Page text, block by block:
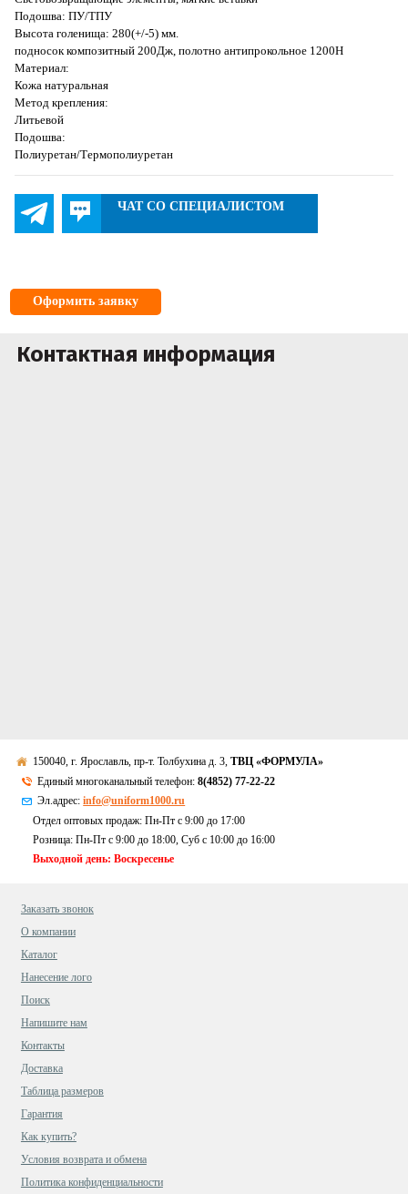
Подошва: ПУ/ТПУ
Высота голенища: 280(+/-5) мм.
подносок композитный 200Дж, полотно антипрокольное 1200Н
Материал:
Кожа натуральная
Метод крепления:
Литьевой
Подошва:
Полиуретан/Термополиуретан
ЧАТ СО СПЕЦИАЛИСТОМ
Оформить заявку
Контактная информация
150040, г. Ярославль, пр-т. Толбухина д. 3,ТВЦ «ФОРМУЛА»
Единый многоканальный телефон:8(4852) 77-22-22
Эл.адрес:info@uniform1000.ru
Отдел оптовых продаж: Пн-Пт с 9:00 до 17:00
Розница: Пн-Пт с 9:00 до 18:00, Суб c 10:00 до 16:00
Выходной день: Воскресенье
Заказать звонок
О компании
Каталог
Нанесение лого
Поиск
Напишите нам
Контакты
Доставка
Таблица размеров
Гарантия
Как купить?
Условия возврата и обмена
Политика конфиденциальности